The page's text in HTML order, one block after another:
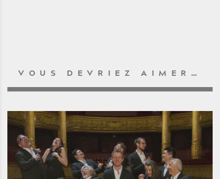
VOUS DEVRIEZ AIMER…